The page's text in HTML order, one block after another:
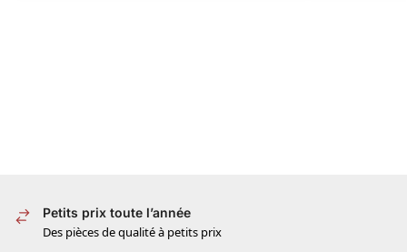
Petits prix toute l’année
Des pièces de qualité à petits prix